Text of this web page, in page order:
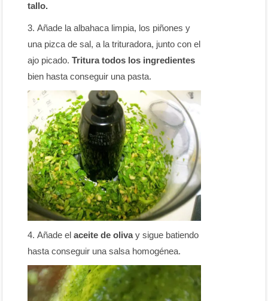
tallo.
Añade la albahaca limpia, los piñones y
una pizca de sal, a la trituradora, junto con el
ajo picado.Tritura todos los ingredientes
bien hasta conseguir una pasta.
Añade elaceite de olivay sigue batiendo
hasta conseguir una salsa homogénea.